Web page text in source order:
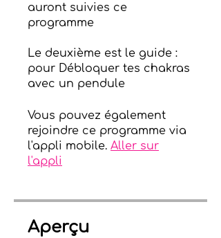
auront suivies ce
programme
Le deuxième est le guide :
pour Débloquer tes chakras
avec un pendule
Vous pouvez également
rejoindre ce programme via
l'appli mobile. Aller sur
l'appli
Aperçu